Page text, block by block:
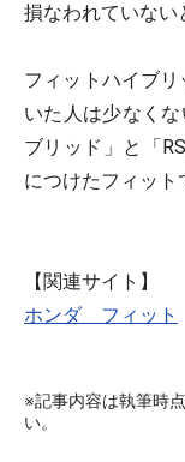
損なわれていない
フィットハイブ
いた人は少なく
ブリッド」と「
につけたフィット
【関連サイト】
ホンダ フィット
※記事内容は執筆時
い。